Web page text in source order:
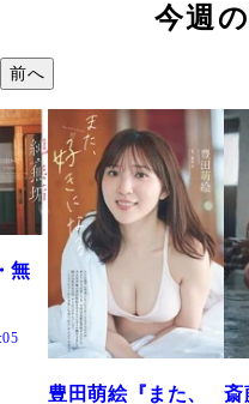
今週
前へ
斎藤恭代 咲